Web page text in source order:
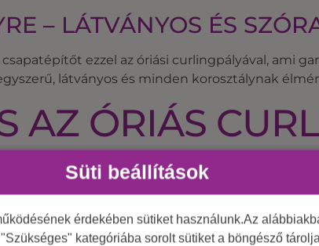
– LÁTVÁNYOS ÉS
ezzel az óriási curlingpályával, ami
látványos és minden korosztálynak
AZ ÓRIÁS
csúsztatja a korongokat a 10 méter
onnan.
közösségi élménnyé válik. Lehet belőle laza,
így 6 éves kortól szinte mindenki élvezi.
Süti beállítások
érdekében sütiket használunk.Az
kategóriába sorolt sütiket a böngésző